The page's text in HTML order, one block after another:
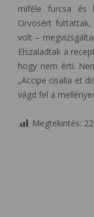
miféle furcsa és
Orvosért
volt –
Elszaladtak a
hogy nem érti.
„Accipe cisalia et
vágd fel a
Megtekintés: